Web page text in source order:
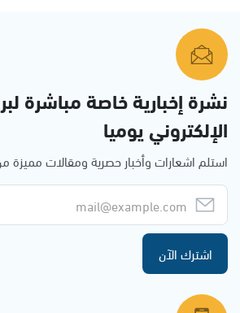
نشرة إخبارية خاصة مباشرة
الإلكتروني يوميا
استلم اشعارات وأخبار حصرية ومقالات
اشترك الآن